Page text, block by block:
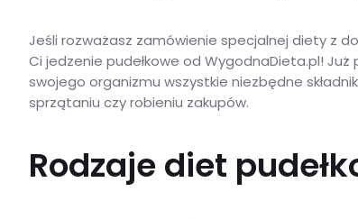
Jeśli rozważasz zamówienie specjalnej diety z
Ci jedzenie pudełkowe od WygodnaDieta.pl!
swojego organizmu wszystkie niezbędne
sprzątaniu czy robieniu zakupów.
Rodzaje diet